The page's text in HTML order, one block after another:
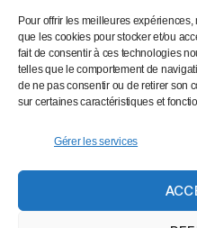
Pour offrir les meilleures
que les cookies pour stocker et/ou
fait de consentir à ces technologies
telles que le comportement de
de ne pas consentir ou de retirer son
sur certaines caractéristiques et
Gérer les services
Suivez-nous
Facebook
Instagram
Twitter